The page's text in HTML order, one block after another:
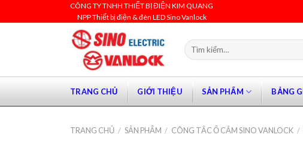
to
CÔNG TY TNHH THIẾT BỊ ĐIỆN KIM QUANG
NPP Thiết bị điện & đèn LED Sino Vanlock
Tìm
kiếm:
TRANG CHỦ GIỚI THIỆU SẢN PHẨM BẢNG
TRANG CHỦ / SẢN PHẨM / CÔNG TẮC Ổ CẮM SINO VANLOCK /